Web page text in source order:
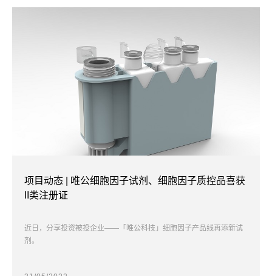
项目动态 | 唯公细胞因子试剂、细胞因子质控品喜获
II类注册证
近日，分享投资被投企业——「唯公科技」细胞因子产品线再添新试
剂。